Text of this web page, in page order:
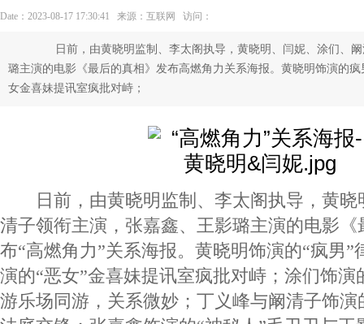
Date：2023-08-17 17:30:41 来源：互联网 访问：
日前，由黄晓明监制、李太阁执导，黄晓明、闫妮、涂们、阚
璐主演的电影《最后的真相》发布高燃角力关系海报。黄晓明饰演的
女金喜妹提讯室疯批对峙；
日前，由黄晓明监制、李太阁执导，黄晓
清子领衔主演，张嘉鑫、王影璐主演的电影《
布“高燃角力”关系海报。黄晓明饰演的“疯男”
演的“恶女”金喜妹提讯室疯批对峙；涂们饰
游乐场同游，关系微妙；丁义峰与阚清子饰演